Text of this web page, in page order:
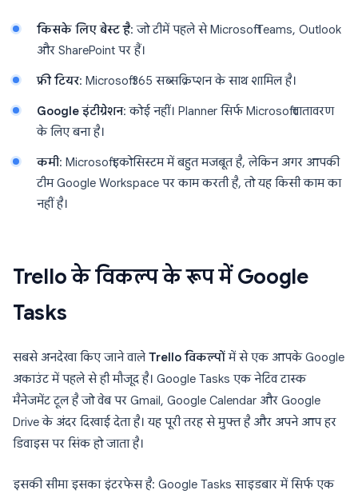
किसके लिए बेस्ट है: जो टीमें पहले से Microsoft Teams, Outlook
और SharePoint पर हैं।
फ्री टियर: Microsoft 365 सब्सक्रिप्शन के साथ शामिल है।
Google इंटीग्रेशन: कोई नहीं। Planner सिर्फ Microsoft वातावरण
के लिए बना है।
कमी: Microsoft इकोसिस्टम में बहुत मजबूत है, लेकिन अगर आपकी
टीम Google Workspace पर काम करती है, तो यह किसी काम का
नहीं है।
Trello के विकल्प के रूप में Google
Tasks
सबसे अनदेखा किए जाने वालेTrello विकल्पोंमें से एक आपके Google
अकाउंट में पहले से ही मौजूद है। Google Tasks एक नेटिव टास्क
मैनेजमेंट टूल है जो वेब पर Gmail, Google Calendar और Google
Drive के अंदर दिखाई देता है। यह पूरी तरह से मुफ्त है और अपने आप हर
डिवाइस पर सिंक हो जाता है।
इसकी सीमा इसका इंटरफेस है: Google Tasks साइडबार में सिर्फ एक